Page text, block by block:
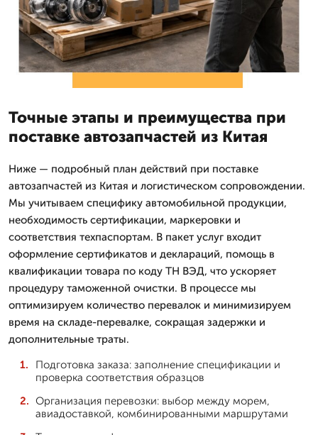
Точные этапы и преимущества при
поставке автозапчастей из Китая
Ниже — подробный план действий при поставке
автозапчастей из Китая и логистическом сопровождении.
Мы учитываем специфику автомобильной продукции,
необходимость сертификации, маркеровки и
соответствия техпаспортам. В пакет услуг входит
оформление сертификатов и деклараций, помощь в
квалификации товара по коду ТН ВЭД, что ускоряет
процедуру таможенной очистки. В процессе мы
оптимизируем количество перевалок и минимизируем
время на складе-перевалке, сокращая задержки и
дополнительные траты.
Подготовка заказа: заполнение спецификации и
проверка соответствия образцов
Организация перевозки: выбор между морем,
авиадоставкой, комбинированными маршрутами